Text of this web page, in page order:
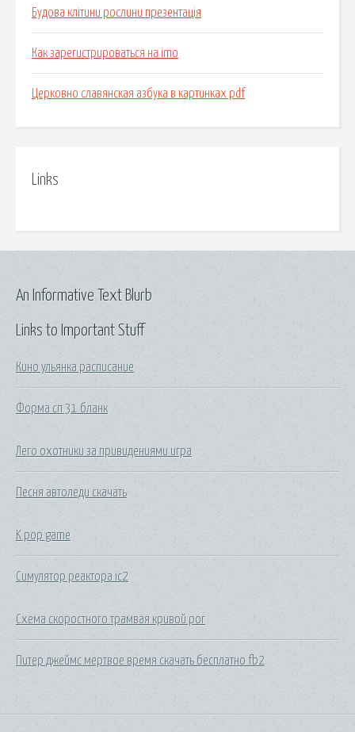
Будова клітини рослини презентація
Как зарегистрироваться на imo
Церковно славянская азбука в картинках pdf
Links
Links to Important Stuff
Кино ульянка расписание
Форма сп 31 бланк
Лего охотники за привидениями игра
Песня автоледи скачать
K pop game
Симулятор реактора ic2
Схема скоростного трамвая кривой рог
Питер джеймс мертвое время скачать бесплатно fb2
An Informative Text Blurb